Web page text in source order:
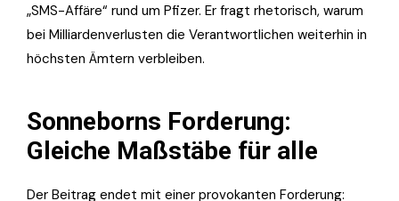
„SMS-Affäre“ rund um Pfizer. Er fragt rhetorisch, warum
bei Milliardenverlusten die Verantwortlichen weiterhin in
höchsten Ämtern verbleiben.
Sonneborns Forderung:
Gleiche Maßstäbe für alle
Der Beitrag endet mit einer provokanten Forderung: